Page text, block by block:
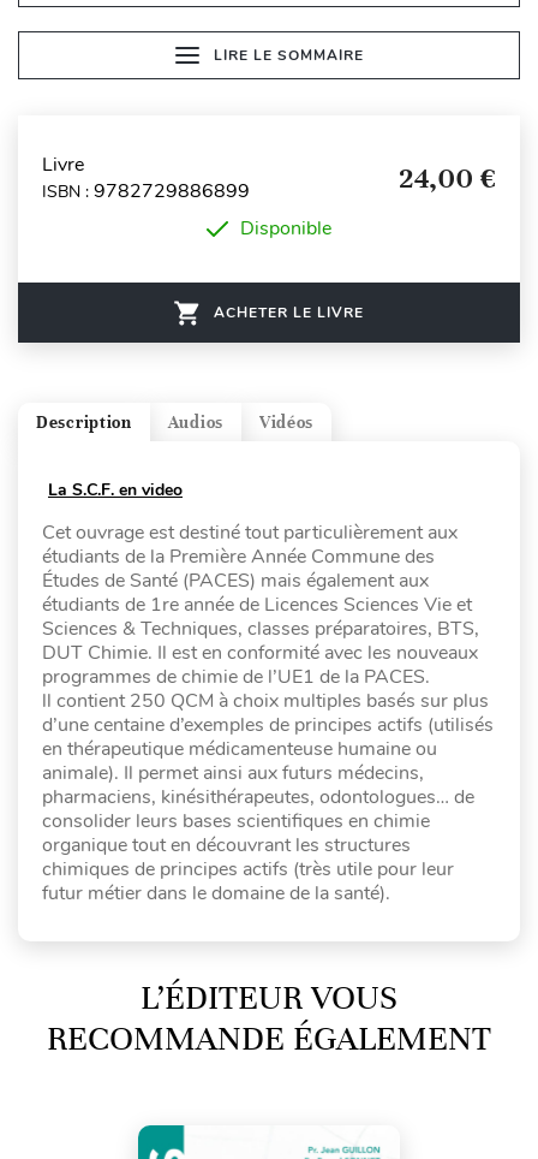
LIRE LE SOMMAIRE
Livre
ISBN : 9782729886899 24,00 €
Disponible
ACHETER LE LIVRE
Vidéos
Audios
Description
La S.C.F. en video
Cet ouvrage est destiné tout particulièrement aux
étudiants de la Première Année Commune des
Études de Santé (PACES) mais également aux
étudiants de 1re année de Licences Sciences Vie et
Sciences & Techniques, classes préparatoires, BTS,
DUT Chimie. Il est en conformité avec les nouveaux
programmes de chimie de l’UE1 de la PACES.
ll contient 250 QCM à choix multiples basés sur plus
d’une centaine d’exemples de principes actifs (utilisés
en thérapeutique médicamenteuse humaine ou
animale). Il permet ainsi aux futurs médecins,
pharmaciens, kinésithérapeutes, odontologues… de
consolider leurs bases scientifiques en chimie
organique tout en découvrant les structures
chimiques de principes actifs (très utile pour leur
futur métier dans le domaine de la santé).
L’ÉDITEUR VOUS
RECOMMANDE ÉGALEMENT